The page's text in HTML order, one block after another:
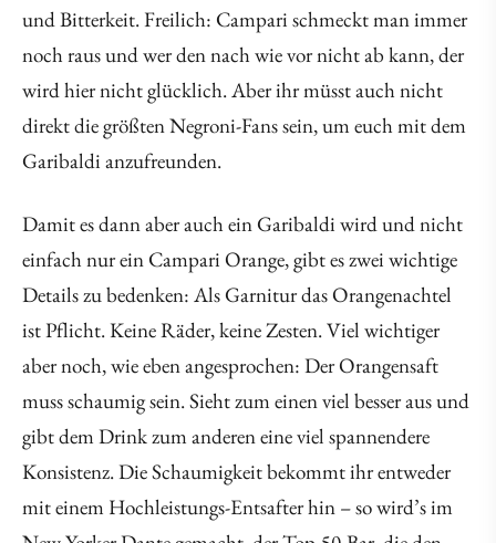
und Bitterkeit. Freilich: Campari schmeckt man immer
noch raus und wer den nach wie vor nicht ab kann, der
wird hier nicht glücklich. Aber ihr müsst auch nicht
direkt die größten Negroni-Fans sein, um euch mit dem
Garibaldi anzufreunden.
Damit es dann aber auch ein Garibaldi wird und nicht
einfach nur ein Campari Orange, gibt es zwei wichtige
Details zu bedenken: Als Garnitur das Orangenachtel
ist Pflicht. Keine Räder, keine Zesten. Viel wichtiger
aber noch, wie eben angesprochen: Der Orangensaft
muss schaumig sein. Sieht zum einen viel besser aus und
gibt dem Drink zum anderen eine viel spannendere
Konsistenz. Die Schaumigkeit bekommt ihr entweder
mit einem Hochleistungs-Entsafter hin – so wird’s im